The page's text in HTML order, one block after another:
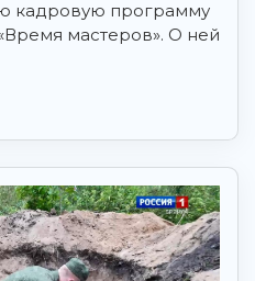
кадровую программу
мастеров». О ней